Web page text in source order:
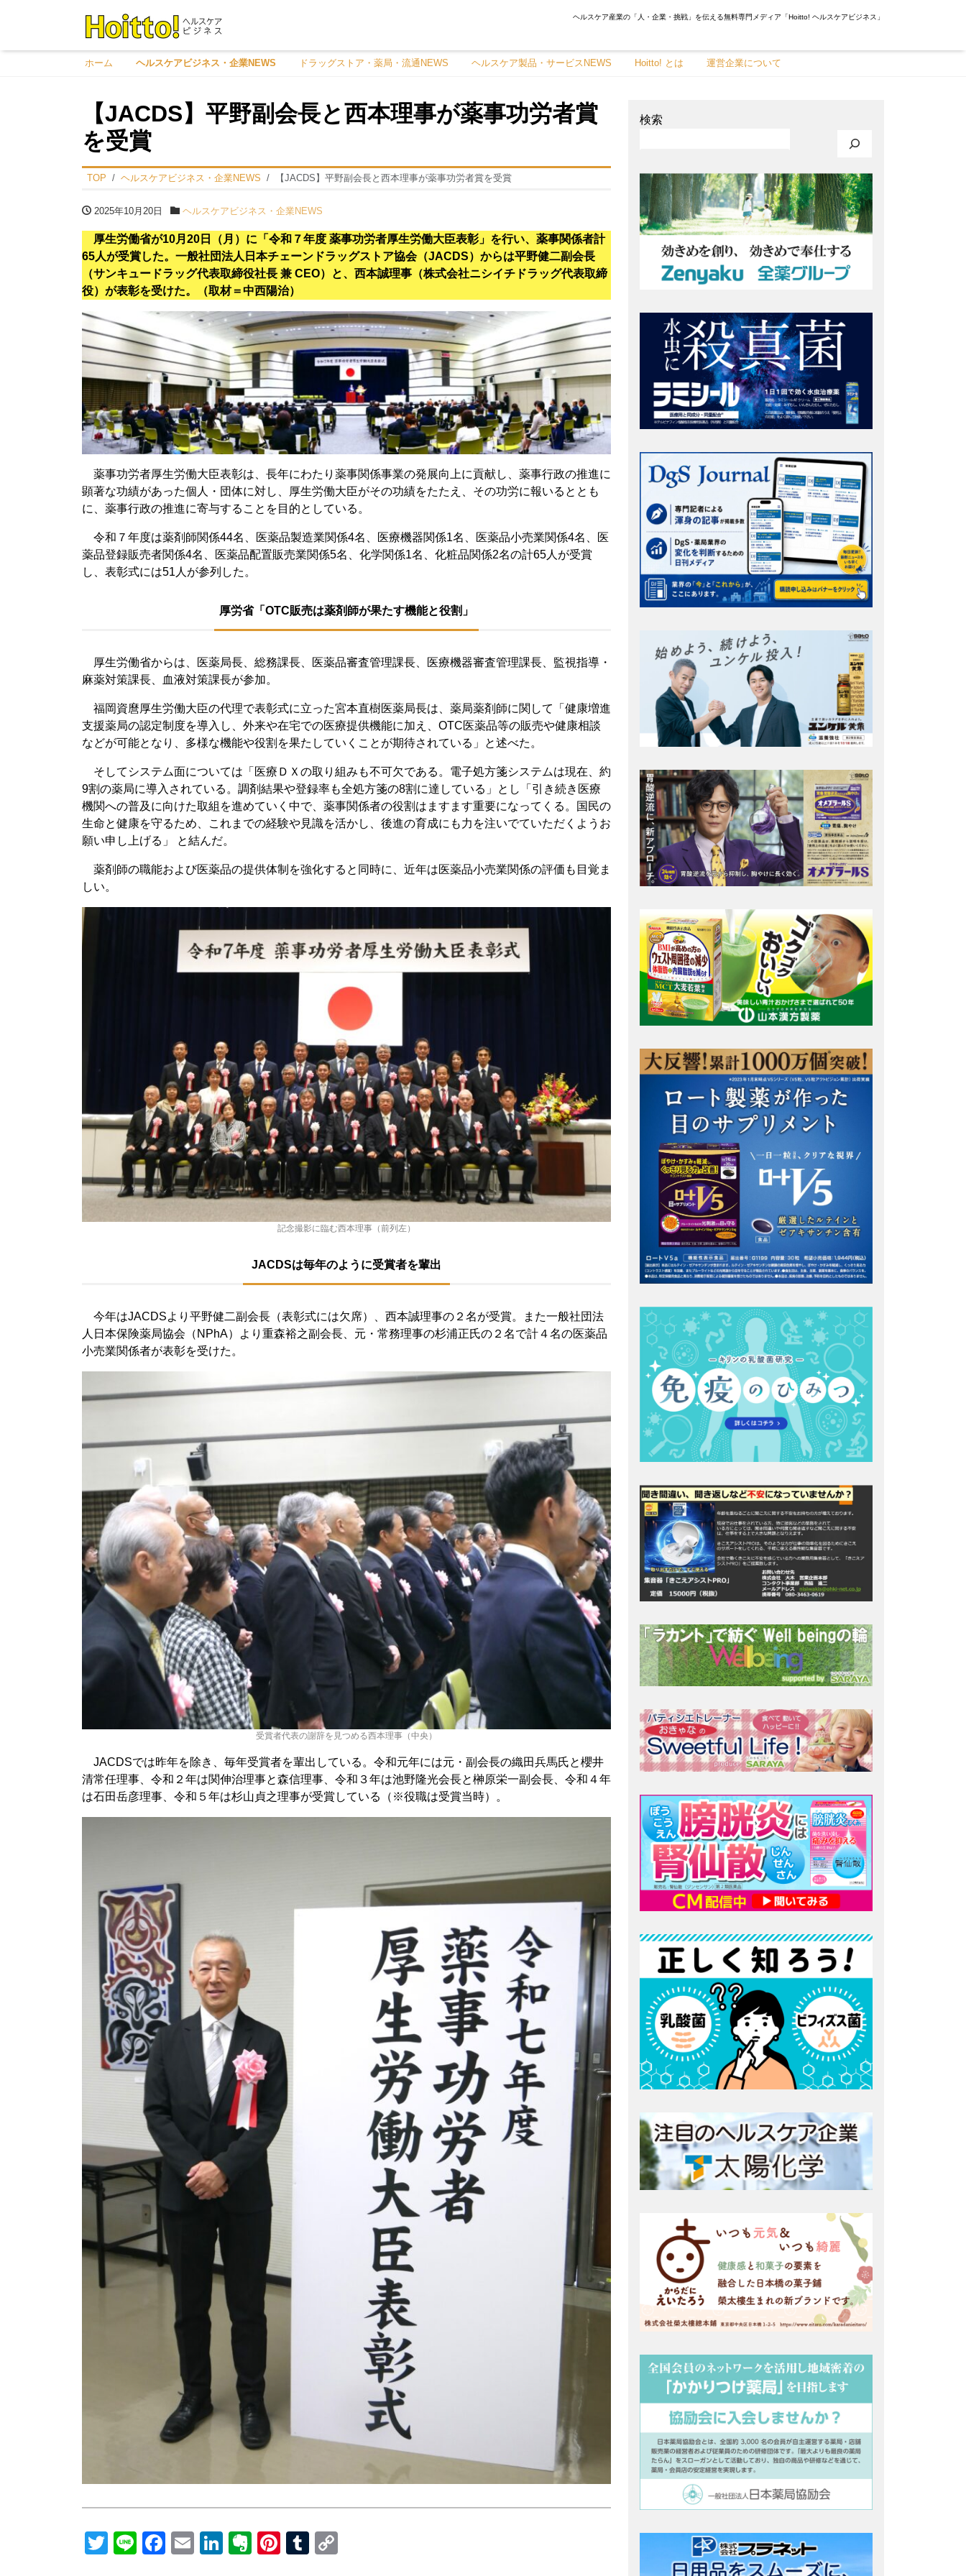
ヘルスケア産業の「人・企業・挑戦」を伝える無料専門メディア「Hoitto! ヘルスケアビジネス」
ホーム ヘルスケアビジネス・企業NEWS ドラッグストア・薬局・流通NEWS ヘルスケア製品・サービスNEWS Hoitto! とは 運営企業について
【JACDS】平野副会長と西本理事が薬事功労者賞
を受賞
TOP ヘルスケアビジネス・企業NEWS 【JACDS】平野副会長と西本理事が薬事功労者賞を受賞
2025年10月20日 ヘルスケアビジネス・企業NEWS
厚生労働省が10月20日（月）に「令和７年度 薬事功労者厚生労働大臣表彰」を行い、薬事関係者計
65人が受賞した。一般社団法人日本チェーンドラッグストア協会（JACDS）からは平野健二副会長
（サンキュードラッグ代表取締役社長 兼 CEO）と、西本誠理事（株式会社ニシイチドラッグ代表取締
役）が表彰を受けた。（取材＝中西陽治）
薬事功労者厚生労働大臣表彰は、長年にわたり薬事関係事業の発展向上に貢献し、薬事行政の推進に
顕著な功績があった個人・団体に対し、厚生労働大臣がその功績をたたえ、その功労に報いるととも
に、薬事行政の推進に寄与することを目的としている。
令和７年度は薬剤師関係44名、医薬品製造業関係4名、医療機器関係1名、医薬品小売業関係4名、医
薬品登録販売者関係4名、医薬品配置販売業関係5名、化学関係1名、化粧品関係2名の計65人が受賞
し、表彰式には51人が参列した。
厚労省「OTC販売は薬剤師が果たす機能と役割」
厚生労働省からは、医薬局長、総務課長、医薬品審査管理課長、医療機器審査管理課長、監視指導・
麻薬対策課長、血液対策課長が参加。
福岡資麿厚生労働大臣の代理で表彰式に立った宮本直樹医薬局長は、薬局薬剤師に関して「健康増進
支援薬局の認定制度を導入し、外来や在宅での医療提供機能に加え、OTC医薬品等の販売や健康相談
などが可能となり、多様な機能や役割を果たしていくことが期待されている」と述べた。
そしてシステム面については「医療ＤＸの取り組みも不可欠である。電子処方箋システムは現在、約
9割の薬局に導入されている。調剤結果や登録率も全処方箋の8割に達している」とし「引き続き医療
機関への普及に向けた取組を進めていく中で、薬事関係者の役割はますます重要になってくる。国民の
生命と健康を守るため、これまでの経験や見識を活かし、後進の育成にも力を注いでていただくようお
願い申し上げる」 と結んだ。
薬剤師の職能および医薬品の提供体制を強化すると同時に、近年は医薬品小売業関係の評価も目覚ま
しい。
記念撮影に臨む西本理事（前列左）
JACDSは毎年のように受賞者を輩出
今年はJACDSより平野健二副会長（表彰式には欠席）、西本誠理事の２名が受賞。また一般社団法
人日本保険薬局協会（NPhA）より重森裕之副会長、元・常務理事の杉浦正氏の２名で計４名の医薬品
小売業関係者が表彰を受けた。
受賞者代表の謝辞を見つめる西本理事（中央）
JACDSでは昨年を除き、毎年受賞者を輩出している。令和元年には元・副会長の織田兵馬氏と櫻井
清常任理事、令和２年は関伸治理事と森信理事、令和３年は池野隆光会長と榊原栄一副会長、令和４年
は石田岳彦理事、令和５年は杉山貞之理事が受賞している（※役職は受賞当時）。
Twitter
LineFacebook
EmailLinkedIn
Evernote
Pinterest
Tumblr
検索